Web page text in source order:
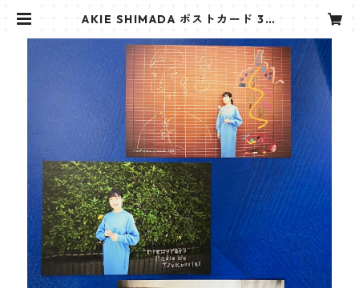
AKIE SHIMADA ポストカード 3枚
島田 亜紀恵